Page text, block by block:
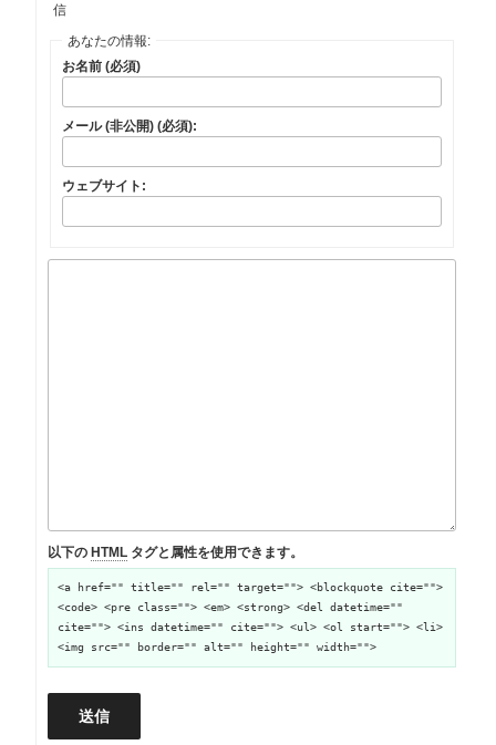
信
あなたの情報:
お名前 (必須)
メール (非公開) (必須):
ウェブサイト:
以下の HTML タグと属性を使用できます。
<a href="" title="" rel="" target=""> <blockquote cite="">
<code> <pre class=""> <em> <strong> <del datetime=""
cite=""> <ins datetime="" cite=""> <ul> <ol start=""> <li>
<img src="" border="" alt="" height="" width="">
送信